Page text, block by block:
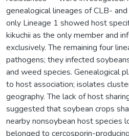
genealogical lineages of CLB-
only Lineage 1 showed host
kikuchii as the only member and
exclusively. The remaining four
pathogens; they infected
and weed species. Genealogical
to host association; isolates
geography. The lack of host
suggested that soybean crops
nearby nonsoybean host species
belonged to cercosporin-